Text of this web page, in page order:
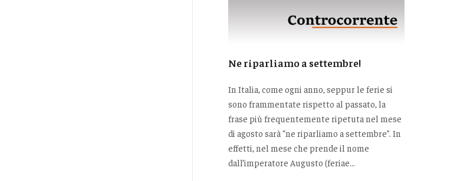
Ne riparliamo a settembre!
In Italia, come ogni anno, seppur le ferie si
sono frammentate rispetto al passato, la
frase più frequentemente ripetuta nel mese
di agosto sarà “ne riparliamo a settembre”. In
effetti, nel mese che prende il nome
dall’imperatore Augusto (feriae...